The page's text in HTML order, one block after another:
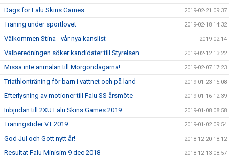
Dags för Falu Skins Games 2019-02-21 09:37
Träning under sportlovet 2019-02-18 14:32
Välkommen Stina - vår nya kanslist 2019-02-14
Valberedningen söker kandidater till Styrelsen 2019-02-12 13:22
Missa inte anmälan till Morgondagarna! 2019-02-07 17:23
Triathlonträning för barn i vattnet och på land 2019-01-23 15:08
Efterlysning av motioner till Falu SS årsmöte 2019-01-16 12:39
Inbjudan till 2XU Falu Skins Games 2019 2019-01-08 08:58
Träningstider VT 2019 2019-01-02 09:54
God Jul och Gott nytt år! 2018-12-20 18:12
Resultat Falu Minisim 9 dec 2018 2018-12-13 08:57